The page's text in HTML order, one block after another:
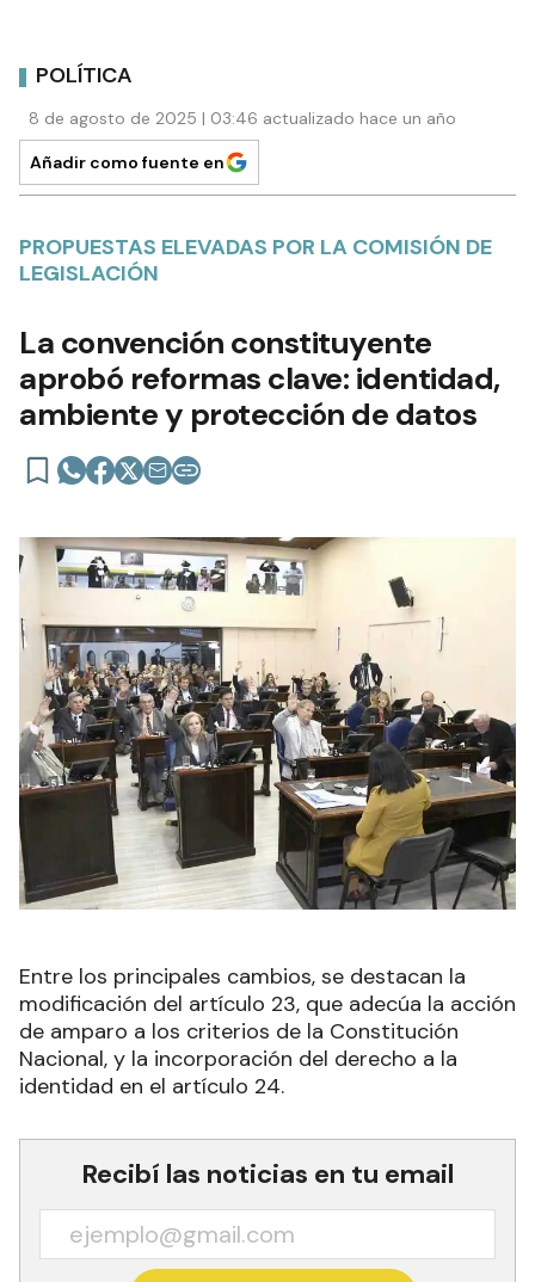
POLÍTICA
8 de agosto de 2025 | 03:46 actualizado hace un año
Añadir como fuente en
PROPUESTAS ELEVADAS POR LA COMISIÓN DE
LEGISLACIÓN
La convención constituyente
aprobó reformas clave: identidad,
ambiente y protección de datos
Entre los principales cambios, se destacan la
modificación del artículo 23, que adecúa la acción
de amparo a los criterios de la Constitución
Nacional, y la incorporación del derecho a la
identidad en el artículo 24.
Recibí las noticias en tu email